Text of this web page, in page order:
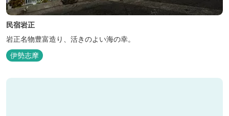
民宿岩正
岩正名物豊富造り、活きのよい海の幸。
伊勢志摩